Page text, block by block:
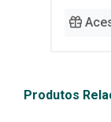
Produtos